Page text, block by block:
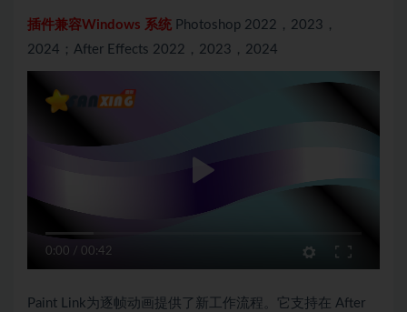
插件兼容Windows 系统 Photoshop 2022，2023，
2024；After Effects 2022，2023，2024
0:00 / 00:42
Paint Link为逐帧动画提供了新工作流程。它支持在 After